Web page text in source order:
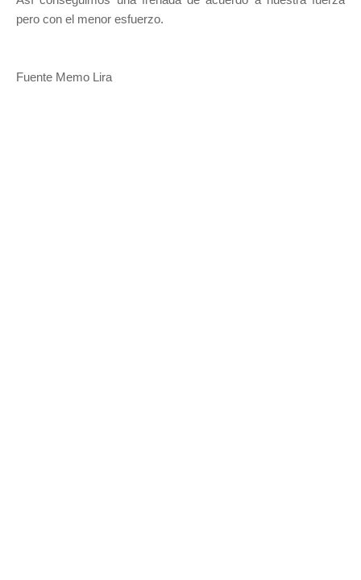
pero con el menor esfuerzo.
Fuente Memo Lira